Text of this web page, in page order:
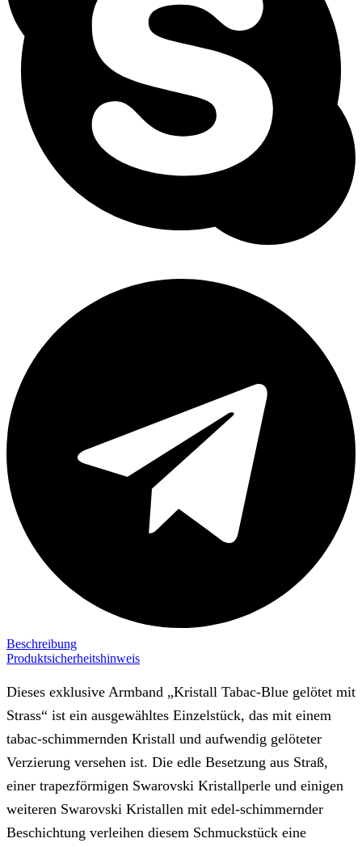
Beschreibung
Produktsicherheitshinweis
Dieses exklusive Armband „Kristall Tabac-Blue gelötet mit
Strass“ ist ein ausgewähltes Einzelstück, das mit einem
tabac-schimmernden Kristall und aufwendig gelöteter
Verzierung versehen ist. Die edle Besetzung aus Straß,
einer trapezförmigen Swarovski Kristallperle und einigen
weiteren Swarovski Kristallen mit edel-schimmernder
Beschichtung verleihen diesem Schmuckstück eine